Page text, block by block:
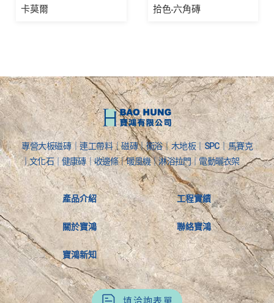
卡莫爾 拾色-六角磚
專營大板磁磚｜連工帶料｜磁磚｜衛浴｜木地板｜SPC｜馬賽克
｜文化石｜健康磚｜收邊條｜暖風機｜淋浴拉門｜電動曬衣架
產品介紹
關於寶鴻
寶鴻新知
工程實績
聯絡寶鴻